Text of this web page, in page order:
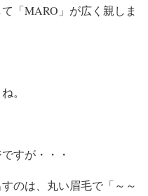
「MARO」が広く親しま
。
すが・・・
のは、丸い眉毛で「～～